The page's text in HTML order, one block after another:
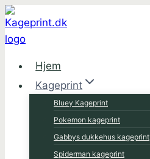
Fortsæt
til
indhold
Hjem
Kageprint
Bluey Kageprint
Pokemon kageprint
Gabbys dukkehus kageprint
Spiderman kageprint